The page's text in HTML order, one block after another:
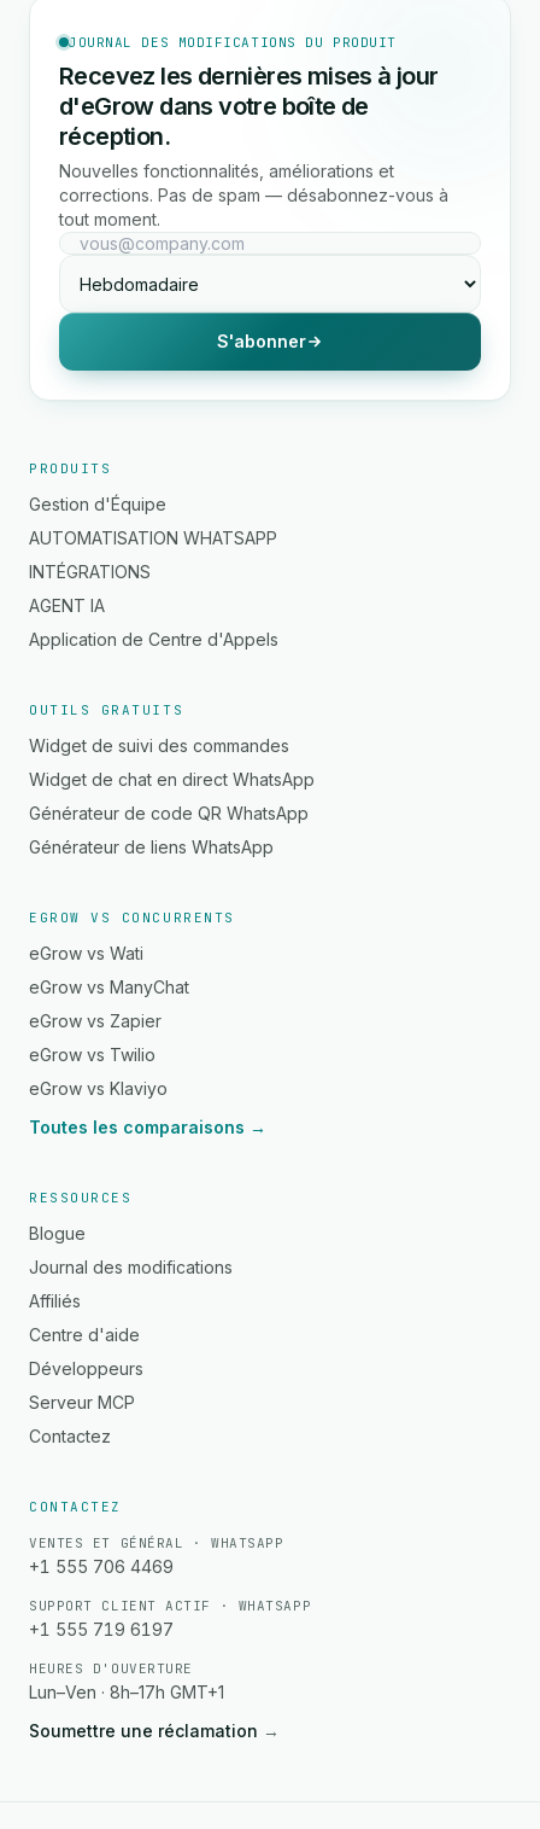
JOURNAL DES MODIFICATIONS DU PRODUIT
Recevez les dernières mises à jour
d'eGrow dans votre boîte de
réception.
Nouvelles fonctionnalités, améliorations et
corrections. Pas de spam — désabonnez-vous à
tout moment.
S'abonner
PRODUITS
Gestion d'Équipe
AUTOMATISATION WHATSAPP
INTÉGRATIONS
AGENT IA
Application de Centre d'Appels
OUTILS GRATUITS
Widget de suivi des commandes
Widget de chat en direct WhatsApp
Générateur de code QR WhatsApp
Générateur de liens WhatsApp
EGROW VS CONCURRENTS
eGrow vs Wati
eGrow vs ManyChat
eGrow vs Zapier
eGrow vs Twilio
eGrow vs Klaviyo
Toutes les comparaisons →
RESSOURCES
Blogue
Journal des modifications
Affiliés
Centre d'aide
Développeurs
Serveur MCP
Contactez
CONTACTEZ
VENTES ET GÉNÉRAL · WHATSAPP
+1 555 706 4469
SUPPORT CLIENT ACTIF · WHATSAPP
+1 555 719 6197
HEURES D'OUVERTURE
Lun–Ven · 8h–17h GMT+1
Soumettre une réclamation →